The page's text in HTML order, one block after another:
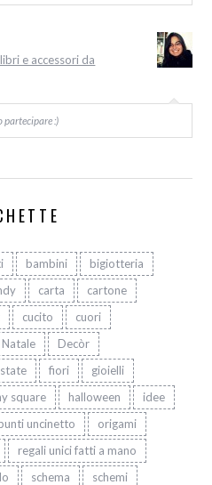
e accessori da
partecipare :)
bambini
bigiotteria
carta
cartone
cucito
cuori
Decòr
fiori
gioielli
square halloween
idee
uncinetto
origami
regali unici fatti a mano
schema
schemi